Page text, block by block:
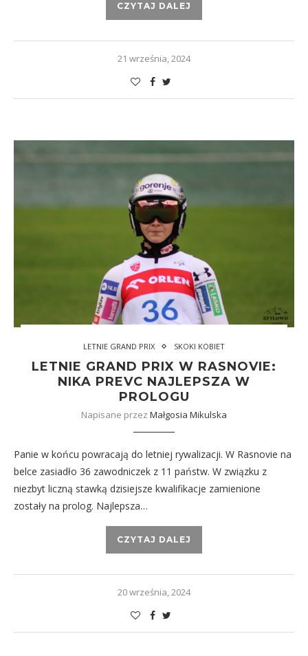
CZYTAJ DALEJ
21 września, 2024
LETNIE GRAND PRIX SKOKI KOBIET
LETNIE GRAND PRIX W RASNOVIE:
NIKA PREVC NAJLEPSZA W
PROLOGU
Napisane przez Małgosia Mikulska
Panie w końcu powracają do letniej rywalizacji. W Rasnovie na
belce zasiadło 36 zawodniczek z 11 państw. W związku z
niezbyt liczną stawką dzisiejsze kwalifikacje zamienione
zostały na prolog. Najlepsza…
CZYTAJ DALEJ
20 września, 2024